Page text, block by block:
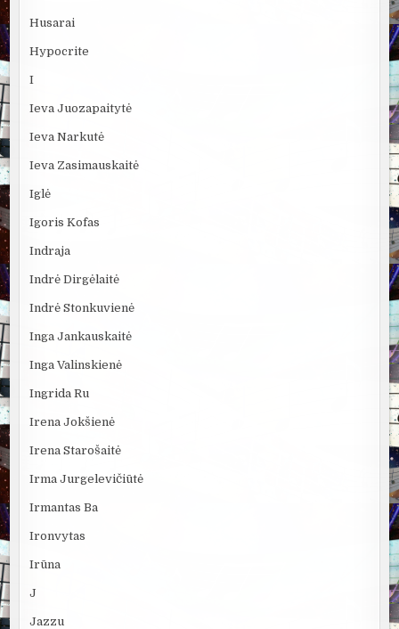
Husarai
Hypocrite
I
Ieva Juozapaitytė
Ieva Narkutė
Ieva Zasimauskaitė
Iglė
Igoris Kofas
Indraja
Indrė Dirgėlaitė
Indrė Stonkuvienė
Inga Jankauskaitė
Inga Valinskienė
Ingrida Ru
Irena Jokšienė
Irena Starošaitė
Irma Jurgelevičiūtė
Irmantas Ba
Ironvytas
Irūna
J
Jazzu